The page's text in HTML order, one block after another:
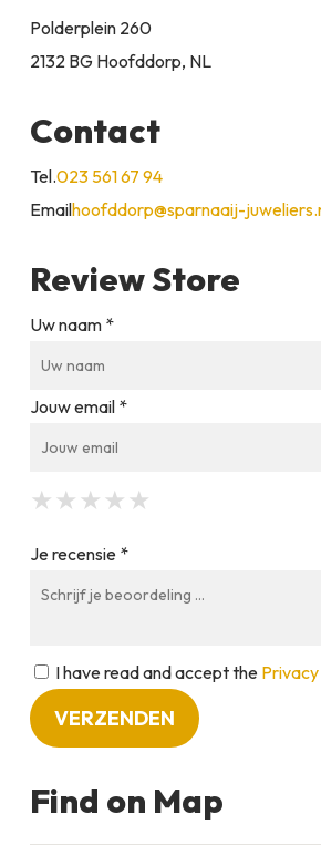
Polderplein 260
2132 BG Hoofddorp, NL
Contact
Tel.023 561 67 94
Emailhoofddorp@sparnaaij-
Review Store
Uw naam *
Jouw email *
★
★ ★
★ ★ ★
★ ★ ★ ★
★ ★ ★ ★ ★
Je recensie *
I have read and accept the
Find on Map